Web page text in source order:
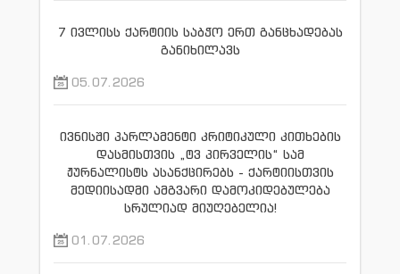
7 ივლისს ქარტიის საბჭო ერთ განცხადებას
განიხილავს
05.07.2026
ივნისში პარლამენტი კრიტიკული კითხების
დასმისთვის „ტვ პირველის“ სამ
ჟურნალისტს ასანქცირებს - ქარტიისთვის
მედიისადმი ამგვარი დამოკიდებულება
სრულიად მიუღებელია!
01.07.2026